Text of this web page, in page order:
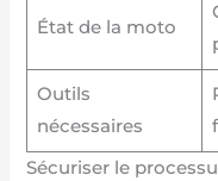
État de la moto
Outils
nécessaires
Sécuriser le